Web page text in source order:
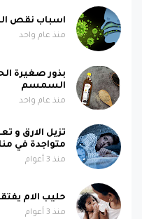
اسباب نقص
منذ عام واحد
بذور صغيرة
السمسم
منذ عام واحد
تزيل الارق و
متواجدة في
منذ 3 أعوام
حليب الام
منذ 3 أعوام